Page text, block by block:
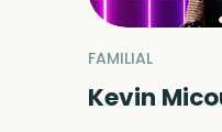
FAMILIAL
Kevin